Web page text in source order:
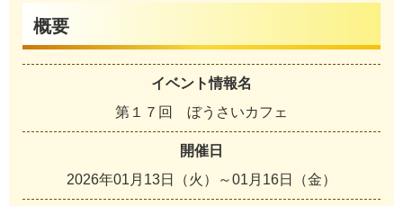
概要
イベント情報名
第１７回 ぼうさいカフェ
開催日
2026年01月13日（火）～01月16日（金）